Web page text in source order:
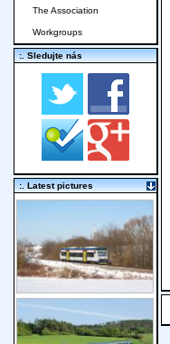
The Association
Workgroups
:. Sledujte nás
:. Latest pictures